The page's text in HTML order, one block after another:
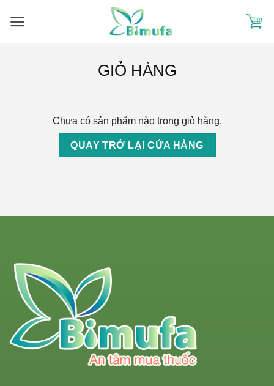
GIỎ HÀNG
Chưa có sản phẩm nào trong giỏ hàng.
QUAY TRỞ LẠI CỬA HÀNG